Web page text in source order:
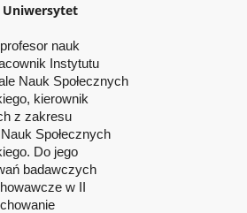
Uniwersytet
nauk
Instytutu
Nauk Społecznych
kierownik
z zakresu
Społecznych
Do jego
badawczych
w II